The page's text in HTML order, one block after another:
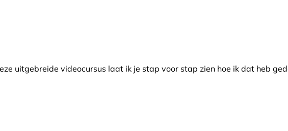
uitgebreide videocursus laat ik je stap voor stap zien hoe ik dat heb